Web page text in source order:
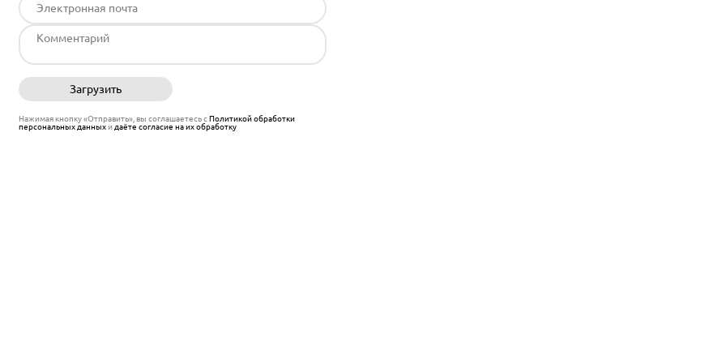
Загрузить
Нажимая кнопку «Отправить», вы соглашаетесь сПолитикой обработки
персональных данныхи даёте согласие на их обработку